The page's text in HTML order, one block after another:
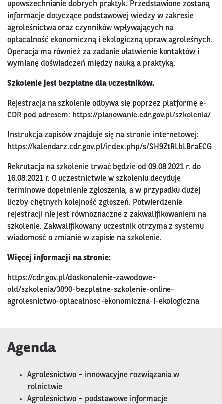
upowszechnianie dobrych praktyk. Przedstawione zostaną
informacje dotyczące podstawowej wiedzy w zakresie
agroleśnictwa oraz czynników wpływających na
opłacalność ekonomiczną i ekologiczną upraw agroleśnych.
Operacja ma również za zadanie ułatwienie kontaktów i
wymianę doświadczeń między nauką a praktyką.
Szkolenie jest bezpłatne dla uczestników.
Rejestracja na szkolenie odbywa się poprzez platformę e-
CDR pod adresem: https://planowanie.cdr.gov.pl/szkolenia/
Instrukcja zapisów znajduje się na stronie internetowej:
https://kalendarz.cdr.gov.pl/index.php/s/SH9ZtRLbLBraECG
Rekrutacja na szkolenie trwać będzie od 09.08.2021 r. do
16.08.2021 r. O uczestnictwie w szkoleniu decyduje
terminowe dopełnienie zgłoszenia, a w przypadku dużej
liczby chętnych kolejność zgłoszeń. Potwierdzenie
rejestracji nie jest równoznaczne z zakwalifikowaniem na
szkolenie. Zakwalifikowany uczestnik otrzyma z systemu
wiadomość o zmianie w zapisie na szkolenie.
Więcej informacji na stronie:
https://cdr.gov.pl/doskonalenie-zawodowe-
old/szkolenia/3890-bezplatne-szkolenie-online-
agrolesnictwo-oplacalnosc-ekonomiczna-i-ekologiczna
Agenda
Agroleśnictwo – innowacyjne rozwiązania w
rolnictwie
Agroleśnictwo – podstawowe informacje